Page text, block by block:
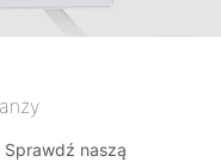
naszą